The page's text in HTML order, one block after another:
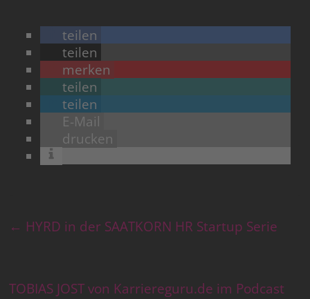
teilen
teilen
merken
teilen
teilen
E-Mail
drucken
← HYRD in der SAATKORN HR Startup Serie
TOBIAS JOST von Karriereguru.de im Podcast